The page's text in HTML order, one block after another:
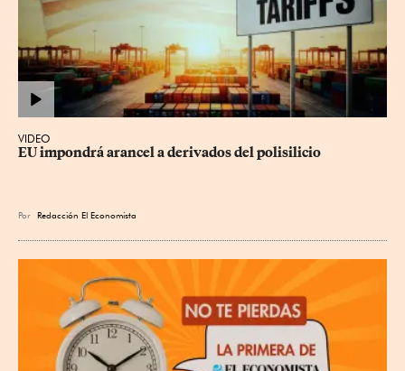
VIDEO
EU impondrá arancel a derivados del polisilicio
Por Redacción El Economista